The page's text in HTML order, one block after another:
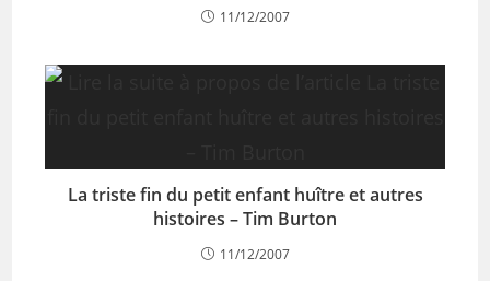
11/12/2007
La triste fin du petit enfant huître et autres
histoires – Tim Burton
11/12/2007